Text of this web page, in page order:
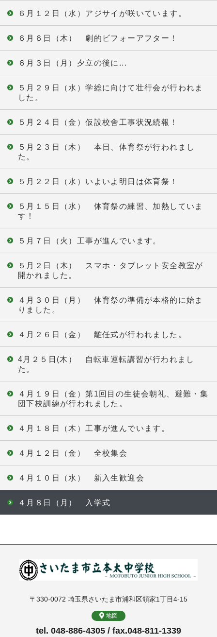
６月１２日（水）アジサイが咲いています。
６月６日（木） 劇的ビフォーアフター！
６月３日（月）夕立の後に...
５月２９日（水）学総に向けて壮行会が行われま
した。
５月２４日（金）仮設校舎工事状況続報！
５月２３日（木） 本日、体育祭が行われまし
た。
５月２２日（水）いよいよ明日は体育祭！
５月１５日（水） 体育祭の練習、加熱していま
す！
５月７日（火）工事が進んでいます。
５月２日（木） スマホ・タブレット安全教室が
開かれました。
４月３０日（月） 体育祭の準備が本格的に始ま
りました。
４月２６日（金） 離任式が行われました。
4月２５日(木） 自転車運転講習が行われまし
た。
４月１９日（金）第1回目の生徒会朝礼、避難・集
団下校訓練が行われました。
４月１８日（木）工事が進んでいます。
４月１２日（金） 全校集会
４月１０日（水） 新入生歓迎会
４月８日（月） 入学式
〒330-0072 埼玉県さいたま市浦和区領家1丁目4-15
地図
tel. 048-886-4305 / fax.048-811-1339